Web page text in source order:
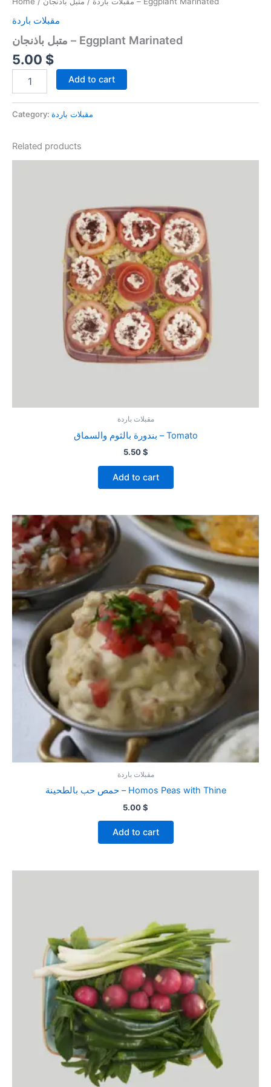
مقبلات باردة
متبل باذنجان – Eggplant Marinated
5.00 $
Add to cart
Category: مقبلات باردة
Related products
مقبلات باردة
بندورة بالثوم والسماق – Tomato
5.50$
Add to cart
مقبلات باردة
حمص حب بالطحينة – Homos Peas with Thine
5.00$
Add to cart